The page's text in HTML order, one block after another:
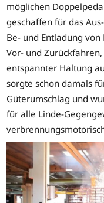
möglichen
geschaffen für das
Be- und Entladung
Vor- und
entspannter Haltung
sorgte schon damals
Güterumschlag und
für alle Linde-